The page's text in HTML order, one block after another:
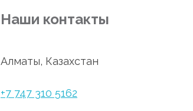
Наши контакты
Алматы, Казахстан
+7 747 310 5162